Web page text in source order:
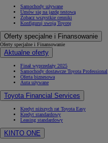
Samochody używane
Umów się na jazdę testową
Zobacz wszystkie cenniki
Konfiguruj swoją Toyotę
Oferty specjalne i Finansowanie
Oferty specjalne i Finansowanie
Aktualne oferty
Finał wyprzedaży 2025
Samochody dostawcze Toyota Professional
Oferta biznesowa
Auta używane
Toyota Financial Services
Kredyt niższych rat Toyota Easy
Kredyt standardowy
Leasing standardowy
KINTO ONE